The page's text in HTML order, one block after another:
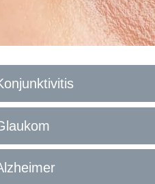
Konjunktivitis
Glaukom
Alzheimer